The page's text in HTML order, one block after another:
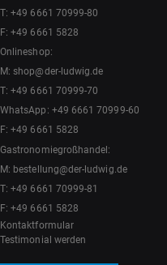
T:+49 6661 70999-80
F: +49 6661 5828
Onlineshop:
M:shop@der-ludwig.de
T:+49 6661 70999-70
WhatsApp: +49 6661 70999-60
F: +49 6661 5828
Gastronomiegroßhandel:
M: bestellung@der-ludwig.de
T:+49 6661 70999-81
F: +49 6661 5828
Kontaktformular
Testimonial werden